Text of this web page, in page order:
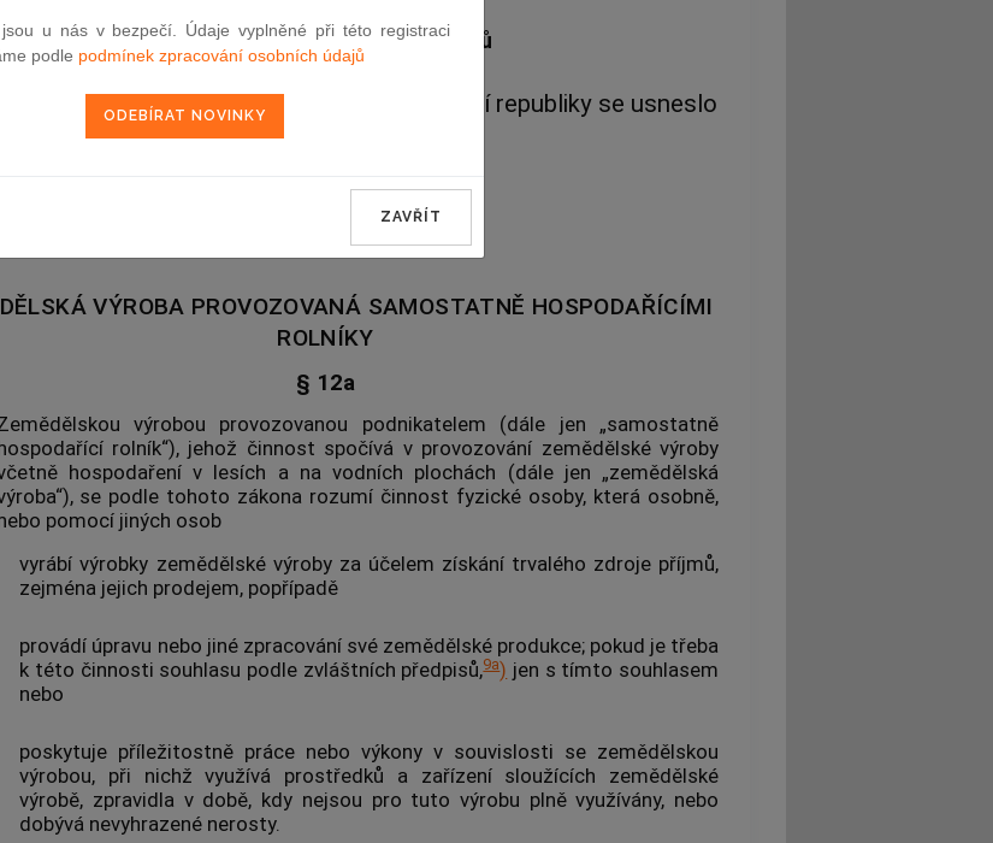
o soukromém podnikání občanů
shromáždění Československé federativní republiky se usneslo
zákoně:
ČÁST II A
VÝROBA PROVOZOVANÁ SAMOSTATNĚ HOSPODAŘÍCÍMI
ROLNÍKY
§ 12a
výrobou provozovanou podnikatelem (dále jen „samostatně
rolník“), jehož činnost spočívá v provozování zemědělské výroby
hospodaření v lesích a na vodních plochách (dále jen „zemědělská
se podle tohoto zákona rozumí činnost fyzické osoby, která osobně,
pomocí jiných osob
vyrábí výrobky zemědělské výroby za účelem získání trvalého zdroje příjmů,
zejména jejich prodejem, popřípadě
provádí úpravu nebo jiné zpracování své zemědělské produkce; pokud je třeba
k této činnosti souhlasu podle zvláštních předpisů,9a) jen s tímto souhlasem
nebo
poskytuje příležitostně práce nebo výkony v souvislosti se zemědělskou
výrobou, při nichž využívá prostředků a zařízení sloužících zemědělské
výrobě, zpravidla v době, kdy nejsou pro tuto výrobu plně využívány, nebo
dobývá nevyhrazené nerosty.
u nás v bezpečí. Údaje vyplněné při této registraci
podle podmínek zpracování osobních údajů
ZAVŘÍT